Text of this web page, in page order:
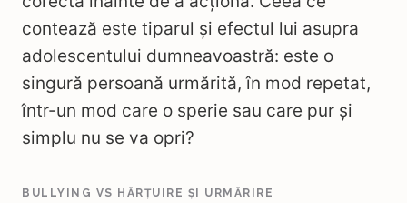
contează este tiparul și efectul lui asupra
adolescentului dumneavoastră: este o
singură persoană urmărită, în mod repetat,
într-un mod care o sperie sau care pur și
simplu nu se va opri?
BULLYING VS HĂRȚUIRE ȘI URMĂRIRE